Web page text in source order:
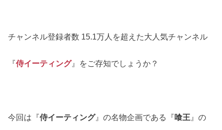
チャンネル登録者数 15.1万人を超えた大人気チャンネル
『侍イーティング』をご存知でしょうか？
今回は『侍イーティング』の名物企画である『喰王 』の